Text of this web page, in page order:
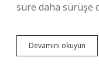
süre daha sürüşe
Devamını okuyun